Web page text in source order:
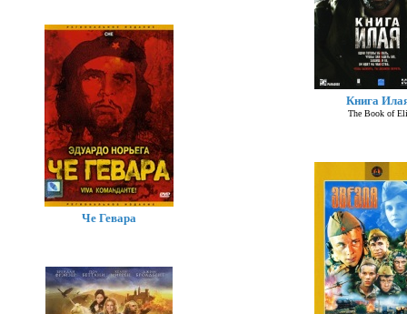
Книга
The Book of Eli
Че Гевара